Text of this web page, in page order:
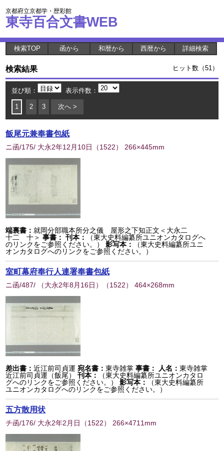
京都府立京都学・歴彩館
東寺百合文書WEB
検索TOP 函から 和暦から 西暦から 詳細検索
検索結果 ヒット数（51）
並び順： 表示件数：
1 2 3 次へ >
飯尾元兼奉書包紙
ニ函/175/ 大永2年12月10日 （1522） 266×445mm
端裏書：就岡分部職本所分之儀 屋形之下知正文＜大永二
十二 十＞ 事書： 刊本：
（東大史料編纂所ユニオンカタログへ
のリンクをご参照ください。）
影写本：
（東大史料編纂所ユニ
オンカタログへのリンクをご参照ください。）
室町幕府奉行人連署奉書包紙
ニ函/487/ （大永2年8月16日） （1522） 464×268mm
差出書：近江前司貞運 宛名書：東寺雑掌 事書： 人名：東寺雑掌
近江前司貞運（飯尾）
刊本：
（東大史料編纂所ユニオンカタロ
グへのリンクをご参照ください。）
影写本：
（東大史料編纂所
ユニオンカタログへのリンクをご参照ください。）
五方散用状
チ函/176/ 大永2年2月日 （1522） 266×4711mm